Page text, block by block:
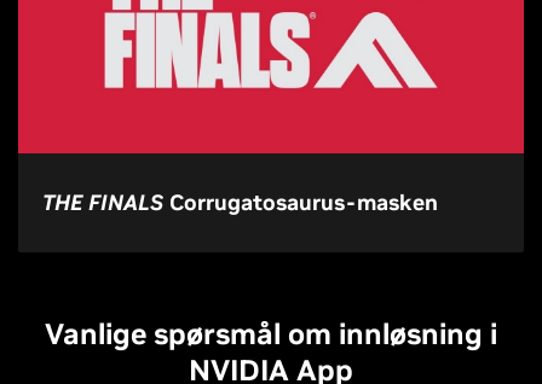
THE FINALS Corrugatosaurus-masken
Vanlige spørsmål om innløsning i
NVIDIA App